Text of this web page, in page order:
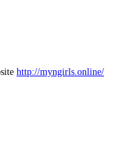
http://myngirls.online/